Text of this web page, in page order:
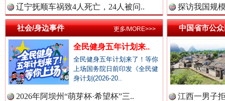
中国公民新闻网.
中国公共新闻网.
辽宁抚顺车祸致4人死亡，24人被问..
探访我国规
社会/身边事件
全民健身五年计划来..
全民健身五年计划来了！等你
上场国务院日前印发《全民健
身计划(2026-20..
2026年阿坝州“萌芽杯·希望杯”三..
更多/MORE>>> 中国省市公
江西一男子